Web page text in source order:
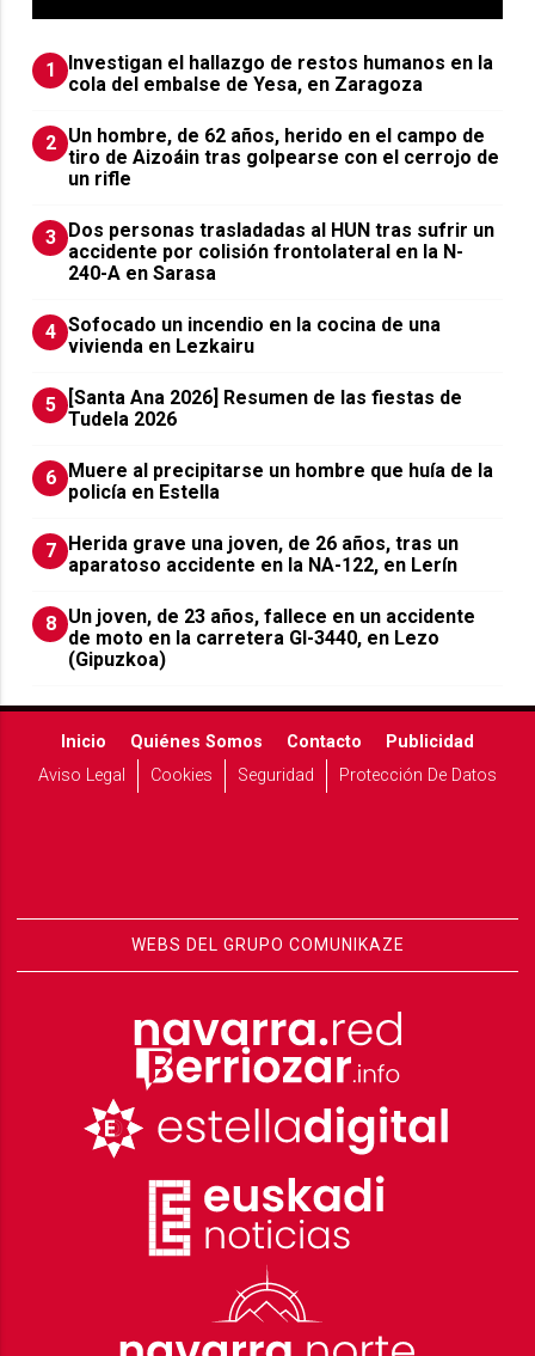
1
Investigan el hallazgo de restos humanos en la
cola del embalse de Yesa, en Zaragoza
2 Un hombre, de 62 años, herido en el campo de
tiro de Aizoáin tras golpearse con el cerrojo de
un rifle
3
​Dos personas trasladadas al HUN tras sufrir un
accidente por colisión frontolateral en la N-
240-A en Sarasa
4 Sofocado un incendio en la cocina de una
vivienda en Lezkairu
5
[Santa Ana 2026] Resumen de las fiestas de
Tudela 2026
6
Muere al precipitarse un hombre que huía de la
policía en Estella
7
Herida grave una joven, de 26 años, tras un
aparatoso accidente en la NA-122, en Lerín
8 Un joven, de 23 años, fallece en un accidente
de moto en la carretera GI-3440, en Lezo
(Gipuzkoa)
Inicio Quiénes Somos Contacto
Publicidad
Aviso Legal
Cookies Seguridad Protección De Datos
WEBS DEL GRUPO COMUNIKAZE